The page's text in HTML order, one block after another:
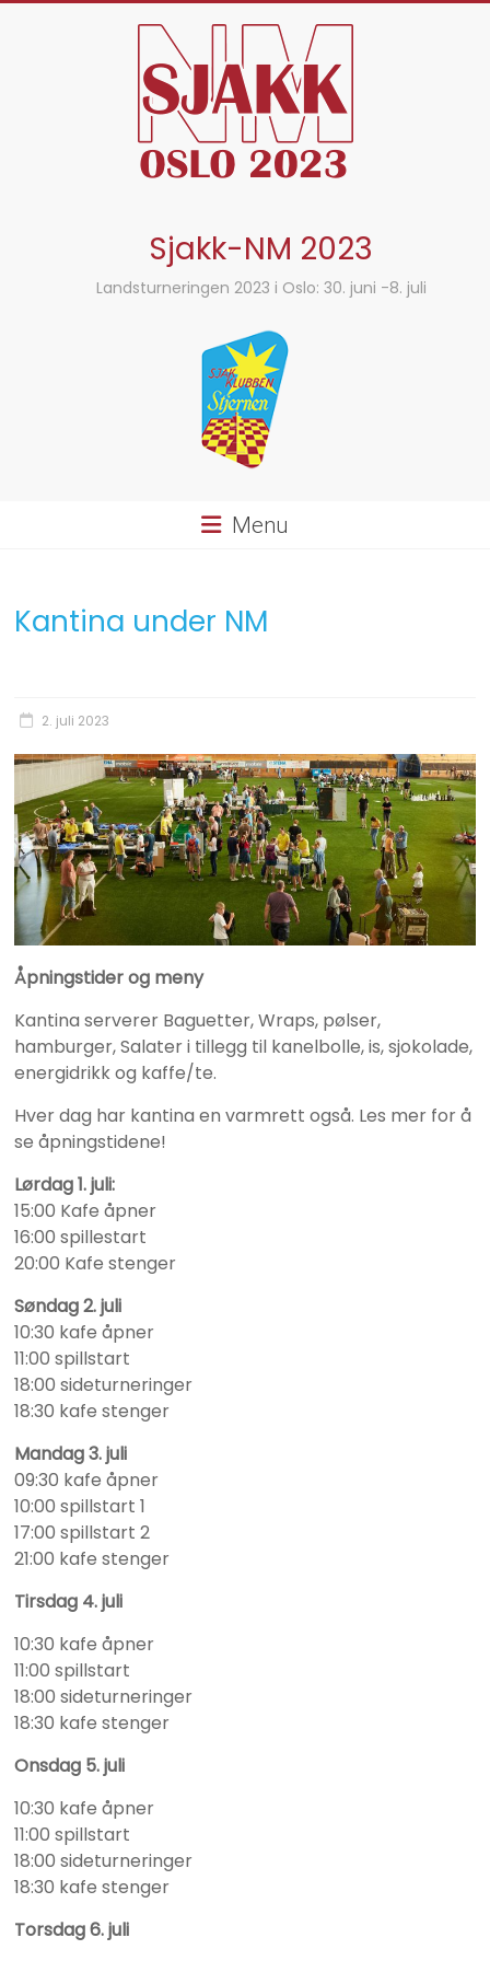
Sjakk-NM 2023
Landsturneringen 2023 i Oslo: 30. juni -8. juli
Menu
Kantina under NM
2. juli 2023
Åpningstider og meny
Kantina serverer Baguetter, Wraps, pølser,
hamburger, Salater i tillegg til kanelbolle, is, sjokolade,
energidrikk og kaffe/te.
Hver dag har kantina en varmrett også. Les mer for å
se åpningstidene!
Lørdag 1. juli:
15:00 Kafe åpner
16:00 spillestart
20:00 Kafe stenger
Søndag 2. juli
10:30 kafe åpner
11:00 spillstart
18:00 sideturneringer
18:30 kafe stenger
Mandag 3. juli
09:30 kafe åpner
10:00 spillstart 1
17:00 spillstart 2
21:00 kafe stenger
Tirsdag 4. juli
10:30 kafe åpner
11:00 spillstart
18:00 sideturneringer
18:30 kafe stenger
Onsdag 5. juli
10:30 kafe åpner
11:00 spillstart
18:00 sideturneringer
18:30 kafe stenger
Torsdag 6. juli